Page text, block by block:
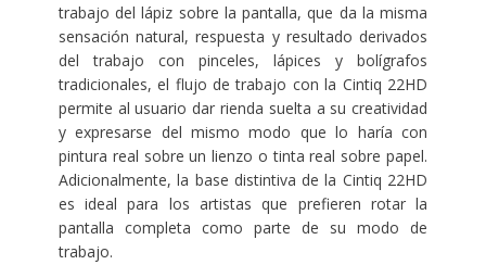
trabajo del lápiz sobre la pantalla, que da la misma
sensación natural, respuesta y resultado derivados
del trabajo con pinceles, lápices y bolígrafos
tradicionales, el flujo de trabajo con la Cintiq 22HD
permite al usuario dar rienda suelta a su creatividad
y expresarse del mismo modo que lo haría con
pintura real sobre un lienzo o tinta real sobre papel.
Adicionalmente, la base distintiva de la Cintiq 22HD
es ideal para los artistas que prefieren rotar la
pantalla completa como parte de su modo de
trabajo.